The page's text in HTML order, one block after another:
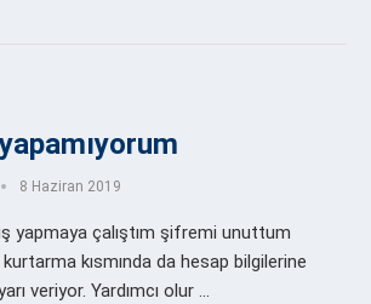
8 Haziran 2019
yapmaya çalıştım şifremi unuttum
kurtarma kısmında da hesap bilgilerine
veriyor. Yardımcı olur …